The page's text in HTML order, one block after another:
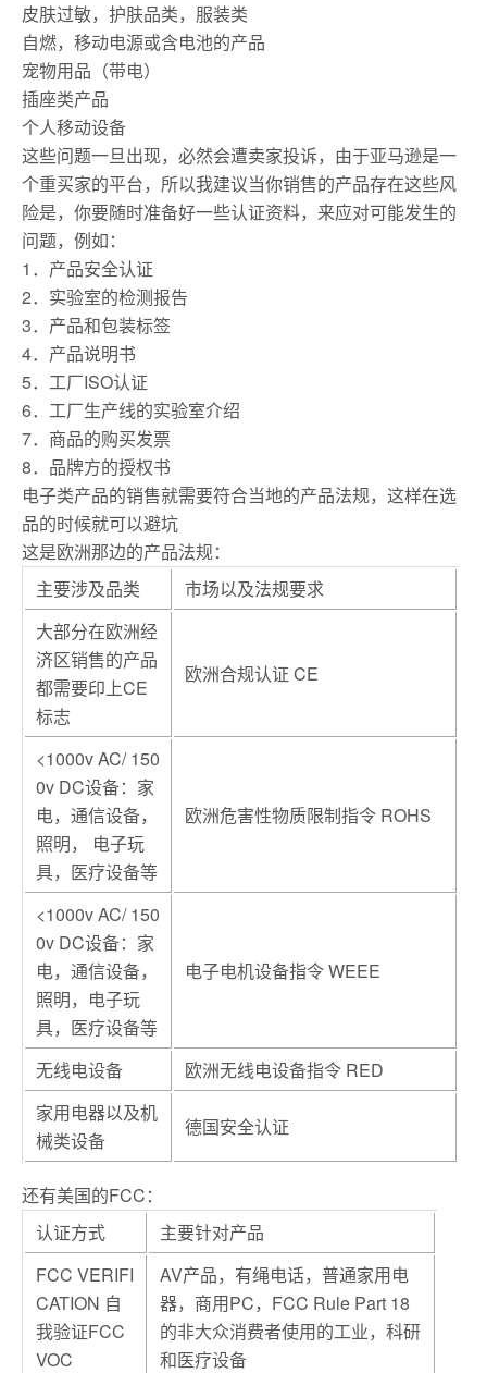
皮肤过敏，护肤品类，服装类
自燃，移动电源或含电池的产品
宠物用品（带电）
插座类产品
个人移动设备
这些问题一旦出现，必然会遭卖家投诉，由于亚马逊是一
个重买家的平台，所以我建议当你销售的产品存在这些风
险是，你要随时准备好一些认证资料，来应对可能发生的
问题，例如：
1．产品安全认证
2．实验室的检测报告
3．产品和包装标签
4．产品说明书
5．工厂ISO认证
6．工厂生产线的实验室介绍
7．商品的购买发票
8．品牌方的授权书
电子类产品的销售就需要符合当地的产品法规，这样在选
品的时候就可以避坑
这是欧洲那边的产品法规：
主要涉及品类
市场以及法规要求
大部分在欧洲经
济区销售的产品
都需要印上CE
标志
欧洲合规认证 CE
<1000v AC/ 150
0v DC设备：家
电，通信设备，
照明， 电子玩
具，医疗设备等
欧洲危害性物质限制指令 ROHS
<1000v AC/ 150
0v DC设备：家
电，通信设备，
照明，电子玩
具，医疗设备等
电子电机设备指令 WEEE
无线电设备
欧洲无线电设备指令 RED
家用电器以及机
械类设备
德国安全认证
还有美国的FCC：
认证方式
主要针对产品
FCC VERIFI
CATION 自
我验证FCC
VOC
AV产品，有绳电话，普通家用电
器，商用PC，FCC Rule Part 18
的非大众消费者使用的工业，科研
和医疗设备